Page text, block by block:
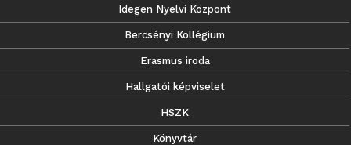
Idegen Nyelvi Központ
Bercsényi Kollégium
Erasmus iroda
Hallgatói képviselet
HSZK
Könyvtár